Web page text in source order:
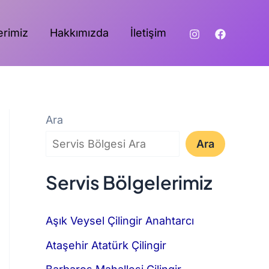
Hakkımızda İletişim
Ara
Ara
Servis Bölgelerimiz
Aşık Veysel Çilingir Anahtarcı
Ataşehir Atatürk Çilingir